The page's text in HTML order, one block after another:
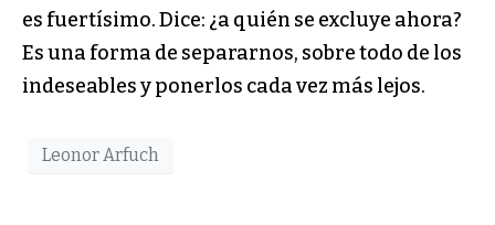
es fuertísimo. Dice: ¿a quién se excluye ahora?
Es una forma de separarnos, sobre todo de los
indeseables y ponerlos cada vez más lejos.
Leonor Arfuch